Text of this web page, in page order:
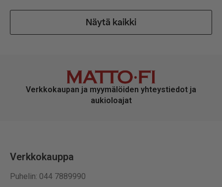
Näytä kaikki
Verkkokaupan ja myymälöiden yhteystiedot ja
aukioloajat
Verkkokauppa
Puhelin: 044 7889990